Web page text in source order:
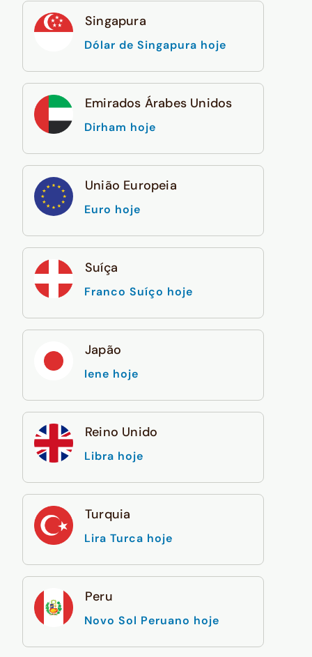
Singapura
Dólar de Singapura hoje
Emirados Árabes Unidos
Dirham hoje
União Europeia
Euro hoje
Suíça
Franco Suíço hoje
Japão
Iene hoje
Reino Unido
Libra hoje
Turquia
Lira Turca hoje
Peru
Novo Sol Peruano hoje